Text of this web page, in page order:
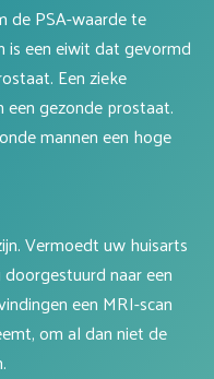
de PSA-waarde te
is een eiwit dat gevormd
Een zieke
gezonde prostaat.
mannen een hoge
Vermoedt uw huisarts
naar een
een MRI-scan
om al dan niet de